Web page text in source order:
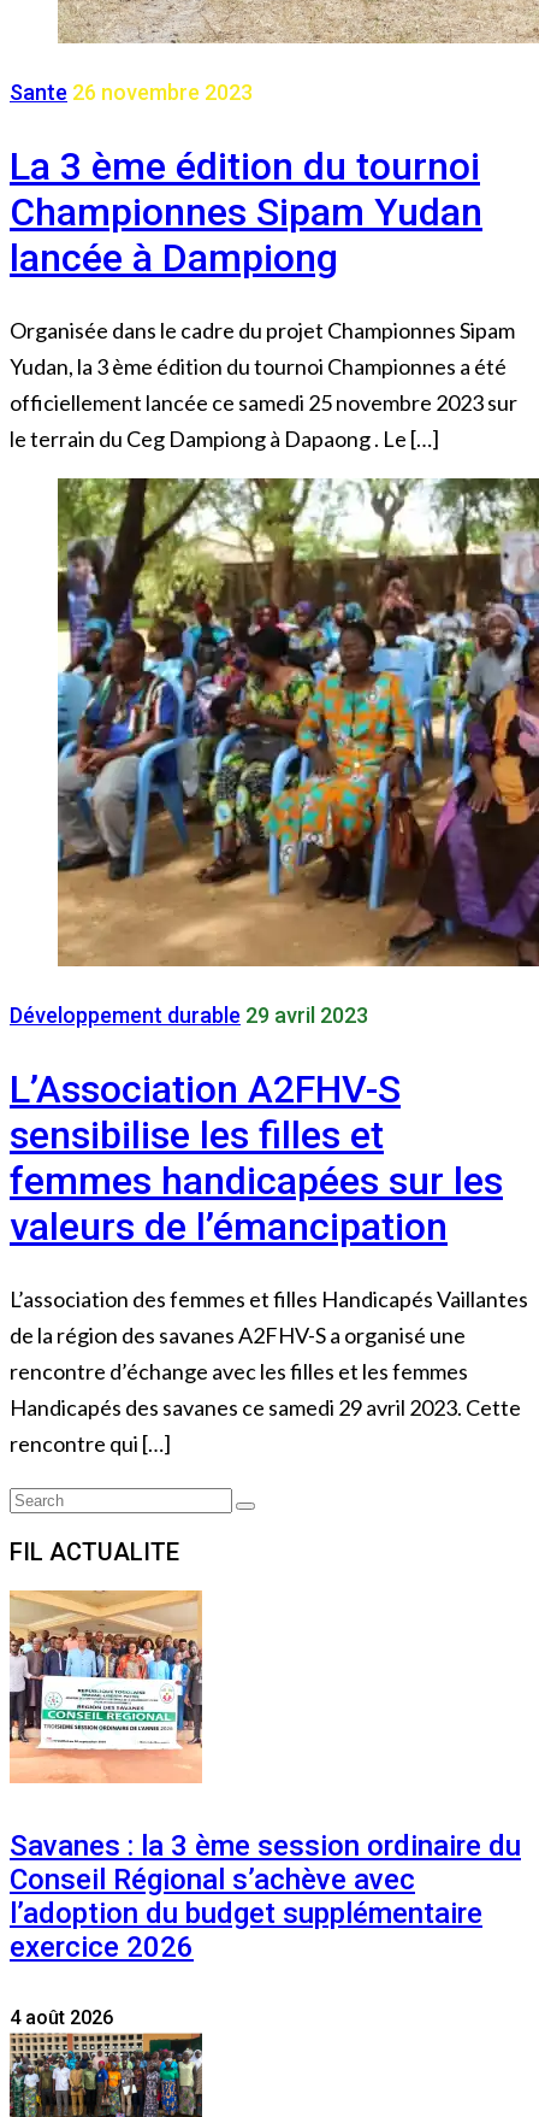
Sante 26 novembre 2023
La 3 ème édition du tournoi
Championnes Sipam Yudan
lancée à Dampiong
Organisée dans le cadre du projet Championnes Sipam
Yudan, la 3 ème édition du tournoi Championnes a été
officiellement lancée ce samedi 25 novembre 2023 sur
le terrain du Ceg Dampiong à Dapaong . Le […]
Développement durable 29 avril 2023
L’Association A2FHV-S
sensibilise les filles et
femmes handicapées sur les
valeurs de l’émancipation
L’association des femmes et filles Handicapés Vaillantes
de la région des savanes A2FHV-S a organisé une
rencontre d’échange avec les filles et les femmes
Handicapés des savanes ce samedi 29 avril 2023. Cette
rencontre qui […]
Search
Search
FIL ACTUALITE
Savanes : la 3 ème session ordinaire du
Conseil Régional s’achève avec
l’adoption du budget supplémentaire
exercice 2026
4 août 2026